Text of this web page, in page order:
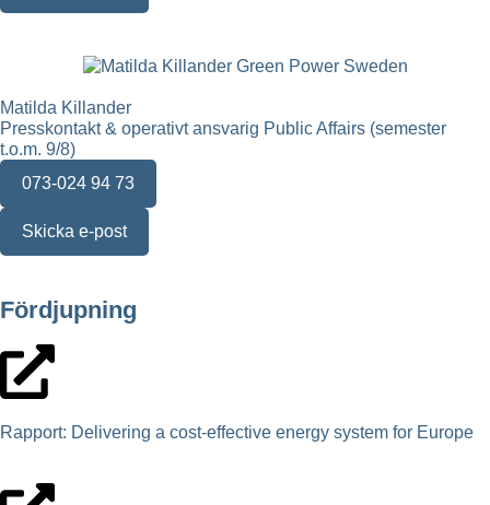
Matilda Killander
Presskontakt & operativt ansvarig Public Affairs (semester
t.o.m. 9/8)
073-024 94 73
Skicka e-post
Fördjupning
Rapport: Delivering a cost-effective energy system for Europe